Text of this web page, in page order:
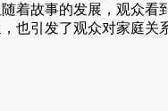
着故事的发展，观众看
也引发了观众对家庭关